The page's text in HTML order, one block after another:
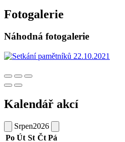
Fotogalerie
Náhodná fotogalerie
Kalendář akcí
Srpen2026
Po Út St Čt Pá